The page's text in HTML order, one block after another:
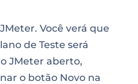
Você verá que
de Teste será
JMeter aberto,
o botão Novo na